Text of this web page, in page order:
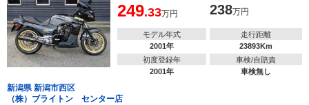
249.33万円 238万円
モデル年式
2001年
走行距離
23893Km
初度登録年
2001年
車検/自賠責
車検無し
新潟県 新潟市西区
（株）ブライトン センター店